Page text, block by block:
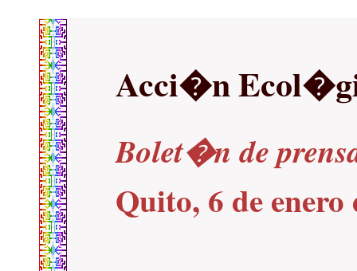
Acci�n
Bolet�n de
Quito, 6 de enero